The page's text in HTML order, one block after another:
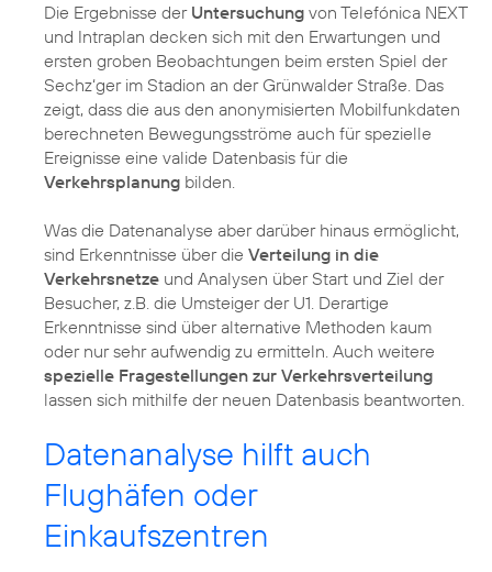
Die Ergebnisse der Untersuchung von Telefónica NEXT
und Intraplan decken sich mit den Erwartungen und
ersten groben Beobachtungen beim ersten Spiel der
Sechz‘ger im Stadion an der Grünwalder Straße. Das
zeigt, dass die aus den anonymisierten Mobilfunkdaten
berechneten Bewegungsströme auch für spezielle
Ereignisse eine valide Datenbasis für die
Verkehrsplanung bilden.
Was die Datenanalyse aber darüber hinaus ermöglicht,
sind Erkenntnisse über die Verteilung in die
Verkehrsnetze und Analysen über Start und Ziel der
Besucher, z.B. die Umsteiger der U1. Derartige
Erkenntnisse sind über alternative Methoden kaum
oder nur sehr aufwendig zu ermitteln. Auch weitere
spezielle Fragestellungen zur Verkehrsverteilung
lassen sich mithilfe der neuen Datenbasis beantworten.
Datenanalyse hilft auch
Flughäfen oder
Einkaufszentren